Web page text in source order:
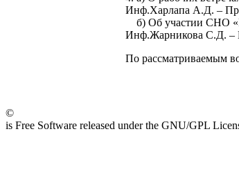
Инф.Харлапа А.Д. –
б) Об участии СНО
Инф.Жарникова С.Д. –
По рассматриваемым
©
is Free Software released under the GNU/GPL